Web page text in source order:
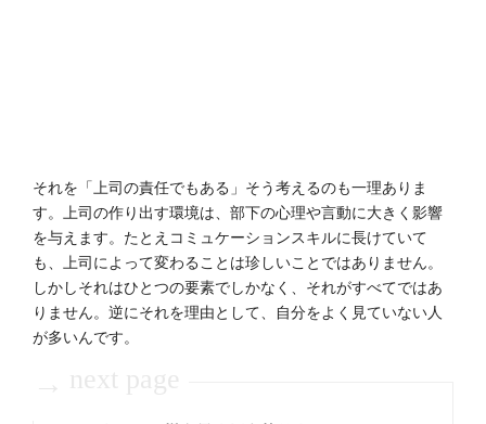
それを「上司の責任でもある」そう考えるのも一理ありま
す。上司の作り出す環境は、部下の心理や言動に大きく影響
を与えます。たとえコミュケーションスキルに長けていて
も、上司によって変わることは珍しいことではありません。
しかしそれはひとつの要素でしかなく、それがすべてではあ
りません。逆にそれを理由として、自分をよく見ていない人
が多いんです。